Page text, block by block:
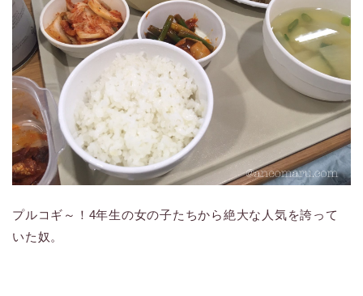
プルコギ～！4年生の女の子たちから絶大な人気を誇って
いた奴。